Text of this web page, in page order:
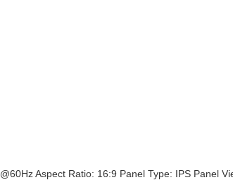
Aspect Ratio: 16:9 Panel Type: IPS Panel